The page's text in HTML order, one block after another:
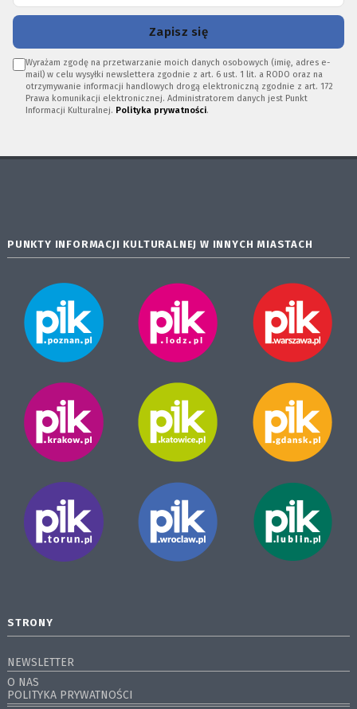
Zapisz się
Wyrażam zgodę na przetwarzanie moich danych osobowych (imię, adres e-
mail) w celu wysyłki newslettera zgodnie z art. 6 ust. 1 lit. a RODO oraz na
otrzymywanie informacji handlowych drogą elektroniczną zgodnie z art. 172
Prawa komunikacji elektronicznej. Administratorem danych jest Punkt
Informacji Kulturalnej. Polityka prywatności.
PUNKTY INFORMACJI KULTURALNEJ W INNYCH MIASTACH
STRONY
NEWSLETTER
O NAS
POLITYKA PRYWATNOŚCI